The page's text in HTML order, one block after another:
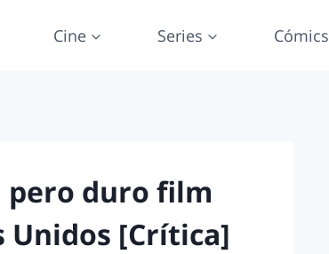
Cine Series Cómics
pero duro film
Unidos [Crítica]